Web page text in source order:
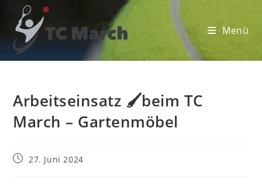
Inhalt
springen
Menü
Arbeitseinsatz 🖌️beim TC
March – Gartenmöbel
Beitrag27. Juni 2024